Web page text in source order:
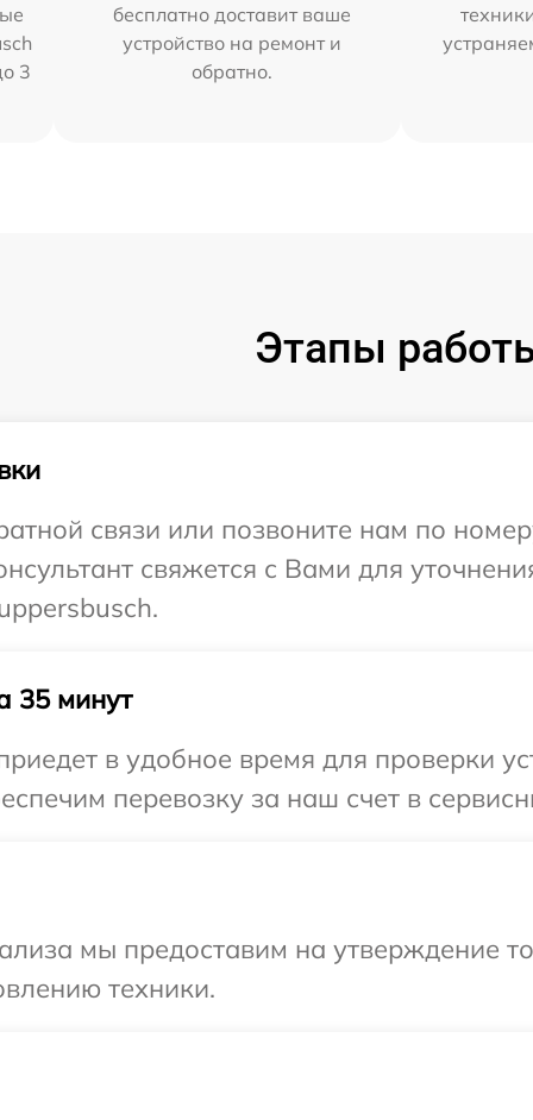
3
бесплатно доставит ваше
устройство на ремонт и
обратно.
Этапы
связи или позвоните нам по
свяжется с Вами для
35 минут
в удобное время для проверки
перевозку за наш счет в
мы предоставим на утверждение
техники.